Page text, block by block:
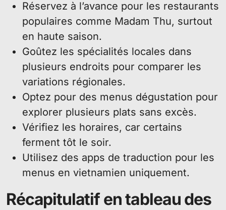
Réservez à l’avance pour les restaurants
populaires comme Madam Thu, surtout
en haute saison.
Goûtez les spécialités locales dans
plusieurs endroits pour comparer les
variations régionales.
Optez pour des menus dégustation pour
explorer plusieurs plats sans excès.
Vérifiez les horaires, car certains
ferment tôt le soir.
Utilisez des apps de traduction pour les
menus en vietnamien uniquement.
Récapitulatif en tableau des